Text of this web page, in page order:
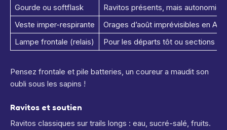
Gourde ou softflask
Ravitos présents, mais autonomie
Veste imper-respirante
Orages d’août imprévisibles en
Lampe frontale (relais)
Pour les départs tôt ou sections
Pensez frontale et pile batteries, un coureur a maudit son
oubli sous les sapins !
Ravitos et soutien
Ravitos classiques sur trails longs : eau, sucré-salé, fruits.